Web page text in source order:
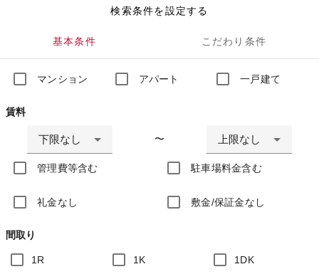
検索条件を設定する
基本条件 こだわり条件
マンション アパート 一戸建て
賃料
下限なし 〜 上限なし
管理費等含む 駐車場料金含む
礼金なし 敷金/保証金なし
間取り
1R 1K 1DK